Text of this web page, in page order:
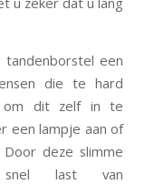
tandenborstel een
die te hard
om dit zelf in te
een lampje aan of
deze slimme
last van